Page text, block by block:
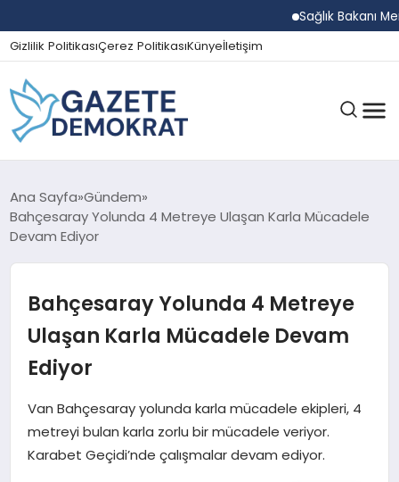
Sağlık Bakanı
Gizlilik PolitikasıÇerez PolitikasıKünyeİletişim
GÜNDEM
EKONOMI
SPOR
SAĞLIK
Ana Sayfa Gündem
Bahçesaray Yolunda 4 Metreye Ulaşan Karla Mücadele
Devam Ediyor
Bahçesaray Yolunda 4 Metreye
Ulaşan Karla Mücadele Devam
Ediyor
Van Bahçesaray yolunda karla mücadele ekipleri, 4
metreyi bulan karla zorlu bir mücadele veriyor.
Karabet Geçidi’nde çalışmalar devam ediyor.